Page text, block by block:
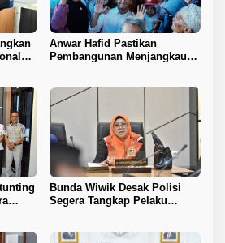
Anwar Hafid Pastikan
Pembangunan Menjangkau
Bunda Wiwik Desak Polisi
Segera Tangkap Pelaku